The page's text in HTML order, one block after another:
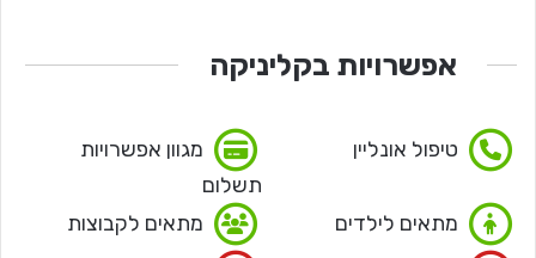
אפשרויות בקליניקה
טיפול אונליין
מגוון אפשרויות
תשלום
מתאים לילדים
מתאים לקבוצות